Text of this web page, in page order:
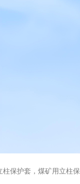
柱保护套，煤矿用立柱